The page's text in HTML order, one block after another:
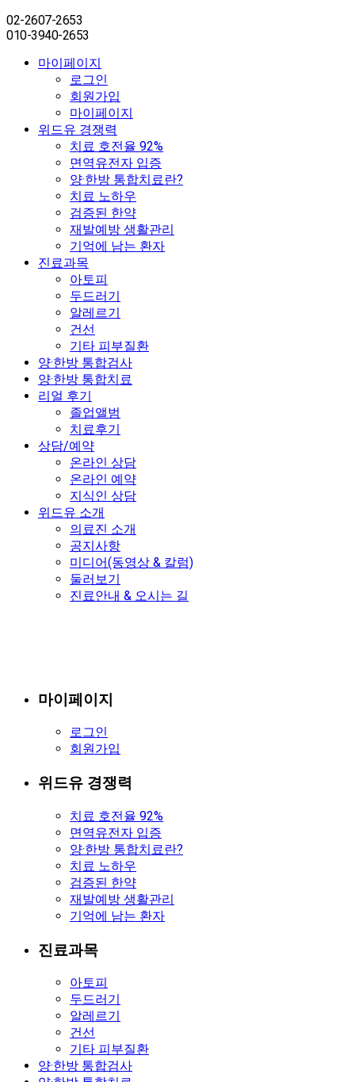
02-2607-2653
010-3940-2653
마이페이지
로그인
회원가입
마이페이지
위드유 경쟁력
치료 호전율 92%
면역유전자 입증
양·한방 통합치료란?
치료 노하우
검증된 한약
재발예방 생활관리
기억에 남는 환자
진료과목
아토피
두드러기
알레르기
건선
기타 피부질환
양·한방 통합검사
양·한방 통합치료
리얼 후기
졸업앨범
치료후기
상담/예약
온라인 상담
온라인 예약
지식인 상담
위드유 소개
의료진 소개
공지사항
미디어(동영상 & 칼럼)
둘러보기
진료안내 & 오시는 길
마이페이지
로그인
회원가입
위드유 경쟁력
치료 호전율 92%
면역유전자 입증
양·한방 통합치료란?
치료 노하우
검증된 한약
재발예방 생활관리
기억에 남는 환자
진료과목
아토피
두드러기
알레르기
건선
기타 피부질환
양·한방 통합검사